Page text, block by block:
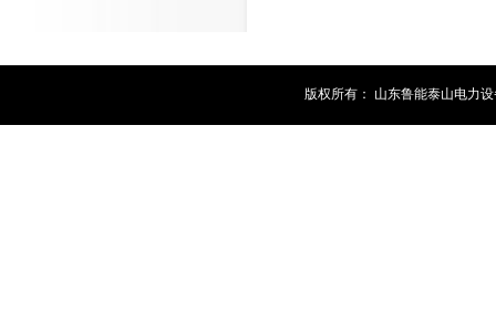
版权所有： 山东鲁能泰山电力